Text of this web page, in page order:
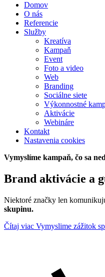
Domov
O nás
Referencie
Služby
Kreatíva
Kampaň
Event
Foto a video
Web
Branding
Sociálne siete
Výkonnostné
Aktivácie
Webináre
Kontakt
Nastavenia cookies
Vymyslíme kampaň, čo sa
Brand aktivácie a
Niektoré značky len
skupinu.
Čítaj viac Vymyslime zážitok